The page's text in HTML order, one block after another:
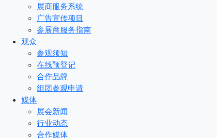
展商服务系统
广告宣传项目
参展商服务指南
观众
参观须知
在线预登记
合作品牌
组团参观申请
媒体
展会新闻
行业动态
合作媒体